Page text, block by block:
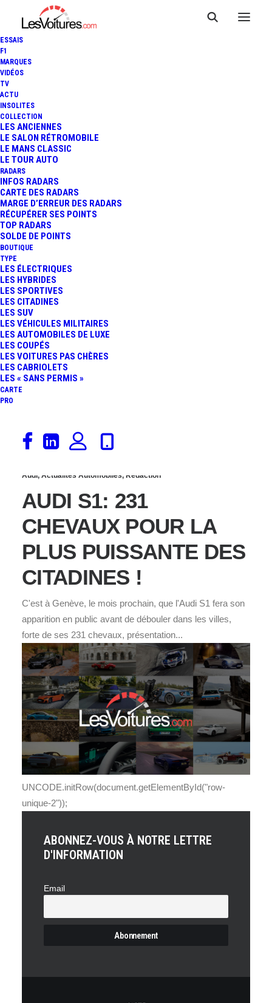
ESSAIS
F1
MARQUES
VIDÉOS
TV
ACTU
INSOLITES
COLLECTION
LES ANCIENNES
LE SALON RÉTROMOBILE
LE MANS CLASSIC
LE TOUR AUTO
RADARS
INFOS RADARS
CARTE DES RADARS
MARGE D’ERREUR DES RADARS
RÉCUPÉRER SES POINTS
TOP RADARS
SOLDE DE POINTS
BOUTIQUE
TYPE
LES ÉLECTRIQUES
LES HYBRIDES
LES SPORTIVES
LES CITADINES
LES SUV
LES VÉHICULES MILITAIRES
LES AUTOMOBILES DE LUXE
LES COUPÉS
LES VOITURES PAS CHÈRES
LES CABRIOLETS
LES « SANS PERMIS »
CARTE
PRO
21 décembre 2014
AUDI S1 SPORTBACK :
SHOOTING PHOTO
EXCLUSIF POUR LA
SULFUREUSE
BOMBINETTE !
Audi, Actualités Automobiles, Rédaction
AUDI S1: 231
CHEVAUX POUR LA
PLUS PUISSANTE DES
CITADINES !
C'est à Genève, le mois prochain, que l'Audi S1 fera son
apparition en public avant de débouler dans les villes,
forte de ses 231 chevaux, présentation...
UNCODE.initRow(document.getElementById("row-
unique-2"));
ABONNEZ-VOUS À NOTRE LETTRE
D'INFORMATION
Email